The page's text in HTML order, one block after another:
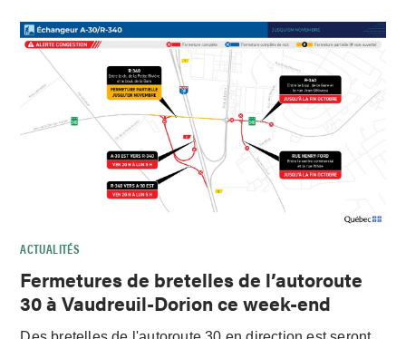
ACTUALITÉS
Fermetures de bretelles de l’autoroute
30 à Vaudreuil-Dorion ce week-end